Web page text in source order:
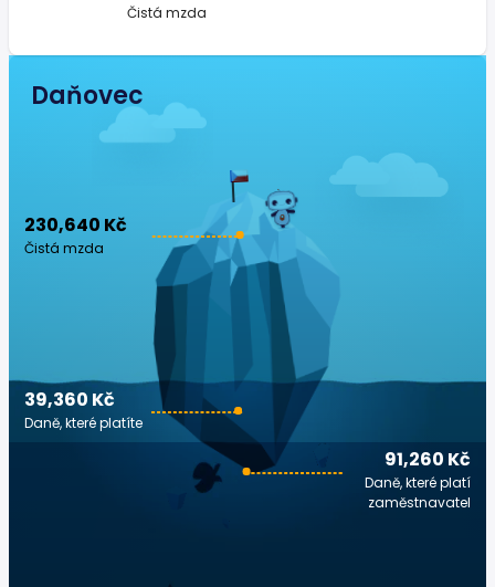
Čistá mzda
Daňovec
230,640 Kč
Čistá mzda
91,260 Kč
Daně, které platí
zaměstnavatel
39,360 Kč
Daně, které platíte